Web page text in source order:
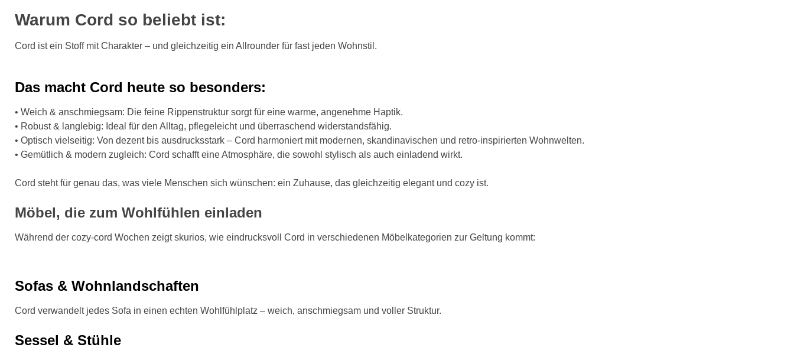
Warum Cord so beliebt ist:
Cord ist ein Stoff mit Charakter – und gleichzeitig ein Allrounder für fast jeden Wohnstil.
Das macht Cord heute so besonders:
• Weich & anschmiegsam: Die feine Rippenstruktur sorgt für eine warme, angenehme Haptik.
• Robust & langlebig: Ideal für den Alltag, pflegeleicht und überraschend widerstandsfähig.
• Optisch vielseitig: Von dezent bis ausdrucksstark – Cord harmoniert mit modernen, skandinavischen und retro-inspirierten Wohnwelten.
• Gemütlich & modern zugleich: Cord schafft eine Atmosphäre, die sowohl stylisch als auch einladend wirkt.
Cord steht für genau das, was viele Menschen sich wünschen: ein Zuhause, das gleichzeitig elegant und cozy ist.
Möbel, die zum Wohlfühlen einladen
Während der cozy-cord Wochen zeigt skurios, wie eindrucksvoll Cord in verschiedenen Möbelkategorien zur Geltung kommt:
Sofas & Wohnlandschaften
Cord verwandelt jedes Sofa in einen echten Wohlfühlplatz – weich, anschmiegsam und voller Struktur.
Sessel & Stühle